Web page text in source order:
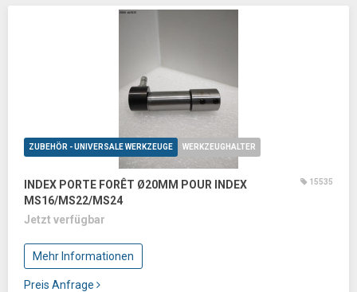
ZUBEHÖR - UNIVERSALE WERKZEUGE WERKZEUGHALTER
INDEX PORTE FORÊT Ø20MM POUR INDEX
MS16/MS22/MS24
15535
Jetzt verfügbar
Mehr Informationen
Preis Anfrage